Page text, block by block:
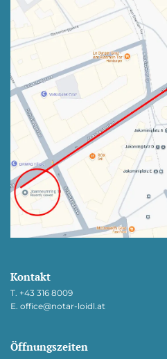
Kontakt
T. +43 316 8009
E. office@notar-loidl.at
Öffnungszeiten